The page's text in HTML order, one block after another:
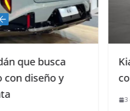
Kia K4 2025 destaca
con el reconocimiento